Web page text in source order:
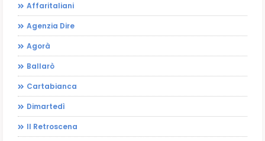
Affaritaliani
Agenzia Dire
Agorà
Ballarò
Cartabianca
Dimartedì
Il Retroscena